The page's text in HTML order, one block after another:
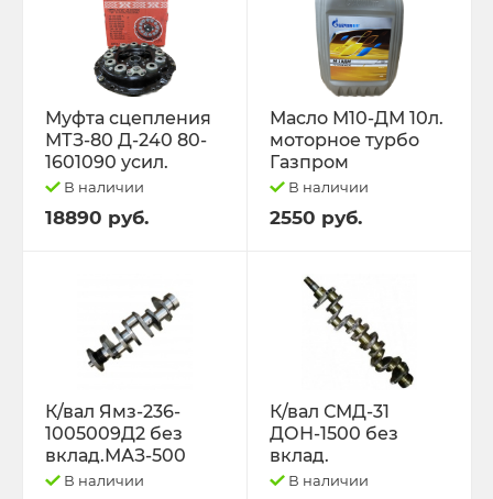
Муфта сцепления
МТЗ-80 Д-240 80-
1601090 усил.
В наличии
18890 руб.
Масло М10-ДМ 10л.
моторное турбо
Газпром
В наличии
2550 руб.
К/вал Ямз-236-
1005009Д2 без
вклад.МАЗ-500
В наличии
К/вал СМД-31
ДОН-1500 без
вклад.
В наличии